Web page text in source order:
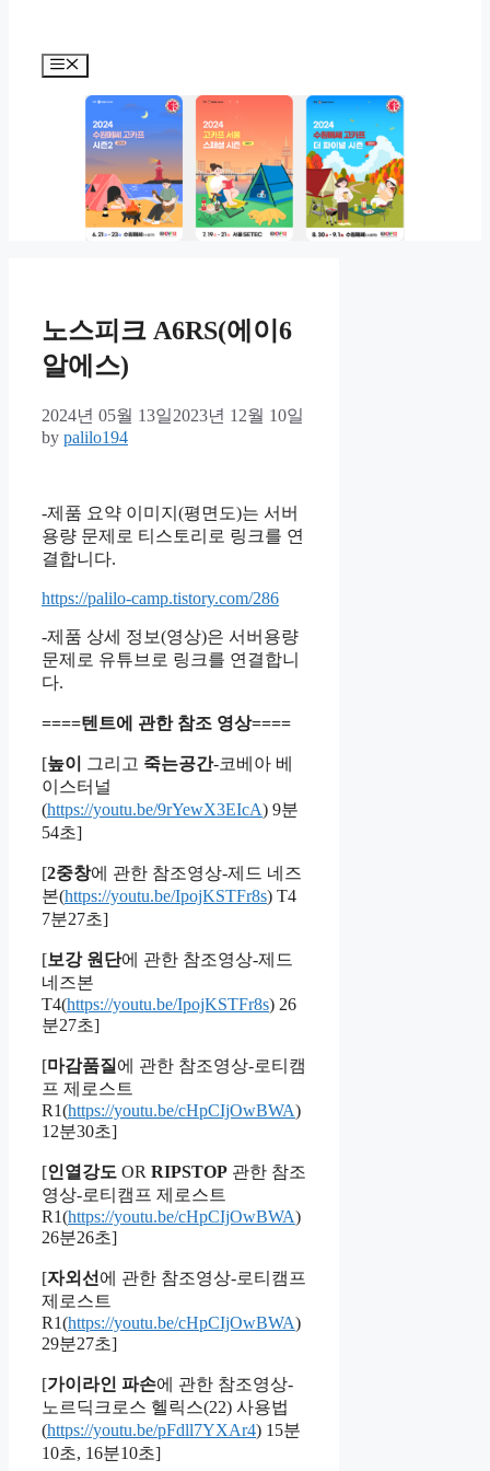
Menu
노스피크 A6RS(에이6
알에스)
2024년 05월 13일2023년 12월 10일
by palilo194
-제품 요약 이미지(평면도)는 서버
용량 문제로 티스토리로 링크를 연
결합니다.
https://palilo-camp.tistory.com/286
-제품 상세 정보(영상)은 서버용량
문제로 유튜브로 링크를 연결합니
다.
====텐트에 관한 참조 영상====
[높이 그리고 죽는공간-코베아 베
이스터널
(https://youtu.be/9rYewX3EIcA) 9분
54초]
[2중창에 관한 참조영상-제드 네즈
본(https://youtu.be/IpojKSTFr8s) T4
7분27초]
[보강 원단에 관한 참조영상-제드
네즈본
T4(https://youtu.be/IpojKSTFr8s) 26
분27초]
[마감품질 에 관한 참조영상-로티캠
프 제로스트
R1(https://youtu.be/cHpCIjOwBWA)
12분30초]
[인열강도 OR RIPSTOP 관한 참조
영상-로티캠프 제로스트
R1(https://youtu.be/cHpCIjOwBWA)
26분26초]
[자외선 에 관한 참조영상-로티캠프
제로스트
R1(https://youtu.be/cHpCIjOwBWA)
29분27초]
[가이라인 파손에 관한 참조영상-
노르딕크로스 헬릭스(22) 사용법
(https://youtu.be/pFdll7YXAr4) 15분
10초, 16분10초]